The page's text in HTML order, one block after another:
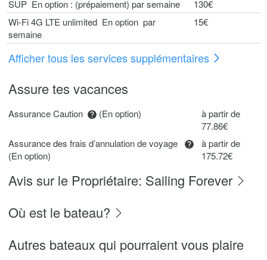
SUP En option : (prépaiement) par semaine
130€
Wi-Fi 4G LTE unlimited En option par
semaine
15€
Afficher tous les services supplémentaires
Assure tes vacances
Assurance Caution (En option)
à partir de
77.86€
Assurance des frais d’annulation de voyage
(En option)
à partir de
175.72€
Avis sur le Propriétaire: Sailing Forever
Où est le bateau?
Autres bateaux qui pourraient vous plaire